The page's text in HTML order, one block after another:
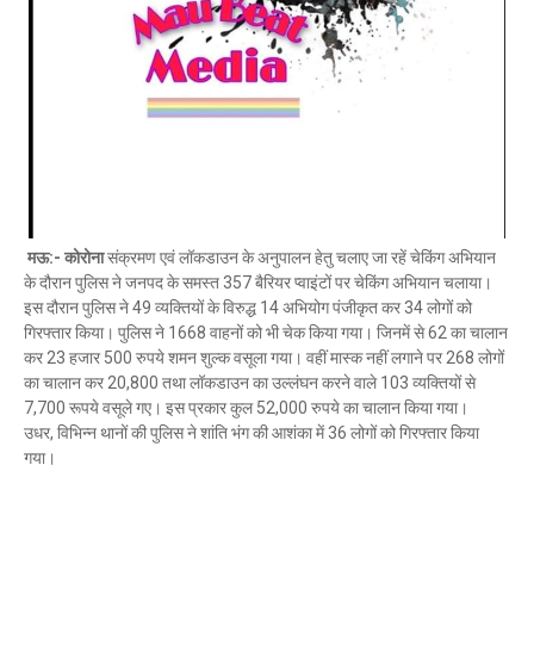
Mau Beat Media-Dec 06 2022
Mau:-शिव धनुष भंग,राम बारात कल
Mau Beat Media-Nov 28 2022
Mau:-जांच में 74 खाद्य नमूनों में 19 में मिली मिलावट
Mau Beat Media Nov 14 2022
Prayagraj:- इतिहास के पन्नों में विलुप्त हो गये स्वतंत्रता
Mau Beat Media-Sep 22 2024
Fear of missing out-FOMO
Mau Beat Media-Sep 22 2024
Azamgarh:-महापंडित राहुल सांकृत्यायन के गांव में मनी शहीद-
Mau Beat Media-Mar 23 2023
मऊ:- कोरोनासंक्रमण एवं लॉकडाउन के अनुपालन हेतु चलाए जा रहें चेकिंग अभियान
के दौरान पुलिस ने जनपद के समस्त 357 बैरियर प्वाइंटों पर चेकिंग अभियान चलाया।
इस दौरान पुलिस ने 49 व्यक्तियों के विरुद्ध 14 अभियोग पंजीकृत कर 34 लोगों को
गिरफ्तार किया। पुलिस ने 1668 वाहनों को भी चेक किया गया। जिनमें से 62 का चालान
कर 23 हजार 500 रुपये शमन शुल्क वसूला गया। वहीं मास्क नहीं लगाने पर 268 लोगों
का चालान कर 20,800 तथा लॉकडाउन का उल्लंघन करने वाले 103 व्यक्तियों से
7,700 रूपये वसूले गए। इस प्रकार कुल 52,000 रुपये का चालान किया गया।
उधर, विभिन्न थानों की पुलिस ने शांति भंग की आशंका में 36 लोगों को गिरफ्तार किया
गया।